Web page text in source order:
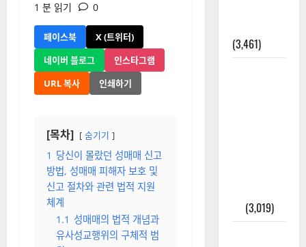
1 분 읽기
0
페이스북
X (트위터)
네이버 블로그
인스타그램
URL 복사
인쇄하기
[목차] 숨기기
1 당신이 몰랐던 성매매 신고
방법, 성매매 피해자 보호 및
신고 절차와 관련 법적 지원
체계
1.1 성매매의 법적 개념과
유사성교행위의 구체적 범
(3,461)
(3,019)